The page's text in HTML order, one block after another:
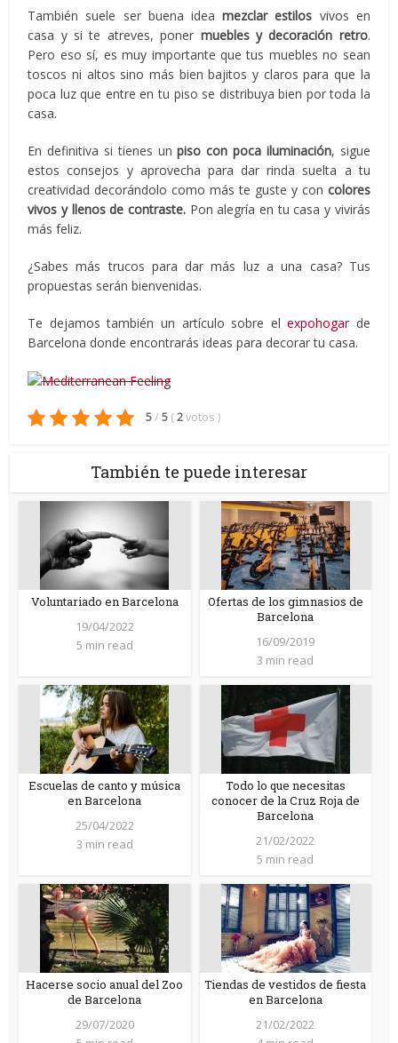
También suele ser buena ideamezclar estilos vivos en
casa y si te atreves, poner muebles y decoración retro.
Pero eso sí, es muy importante que tus muebles no sean
toscos ni altos sino más bien bajitos y claros para que la
poca luz que entre en tu piso se distribuya bien por toda la
casa.
En definitiva si tienes unpiso con poca iluminación, sigue
estos consejos y aprovecha para dar rinda suelta a tu
creatividad decorándolo como más te guste y con colores
vivos y llenos de contraste.Pon alegría en tu casa y vivirás
más feliz.
¿Sabes más trucos para dar más luz a una casa? Tus
propuestas serán bienvenidas.
Te dejamos también un artículo sobre elexpohogarde
Barcelona donde encontrarás ideas para decorar tu casa.
5/ 5 (2votos )
También te puede interesar
Voluntariado en Barcelona
19/04/2022
5 min read
Ofertas de los gimnasios de
Barcelona
16/09/2019
3 min read
Escuelas de canto y música
en Barcelona
25/04/2022
3 min read
Todo lo que necesitas
conocer de la Cruz Roja de
Barcelona
21/02/2022
5 min read
Hacerse socio anual del Zoo
de Barcelona
29/07/2020
Tiendas de vestidos de fiesta
en Barcelona
21/02/2022